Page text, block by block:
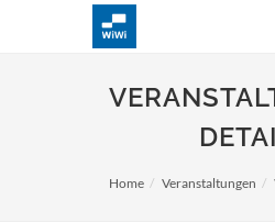
Home Veranstaltungen